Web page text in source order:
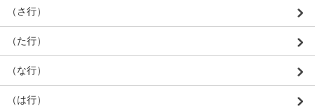
（さ行）
（た行）
（な行）
（は行）